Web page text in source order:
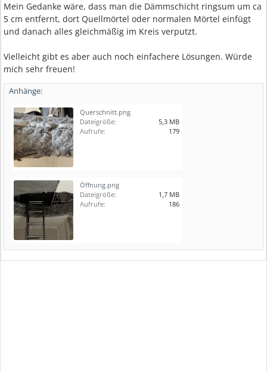
Mein Gedanke wäre, dass man die Dämmschicht ringsum um ca
5 cm entfernt, dort Quellmörtel oder normalen Mörtel einfügt
und danach alles gleichmäßig im Kreis verputzt.
Vielleicht gibt es aber auch noch einfachere Lösungen. Würde
mich sehr freuen!
Anhänge:
Querschnitt.png
Dateigröße:
5,3 MB
Aufrufe:
179
Öffnung.png
Dateigröße:
1,7 MB
Aufrufe:
186